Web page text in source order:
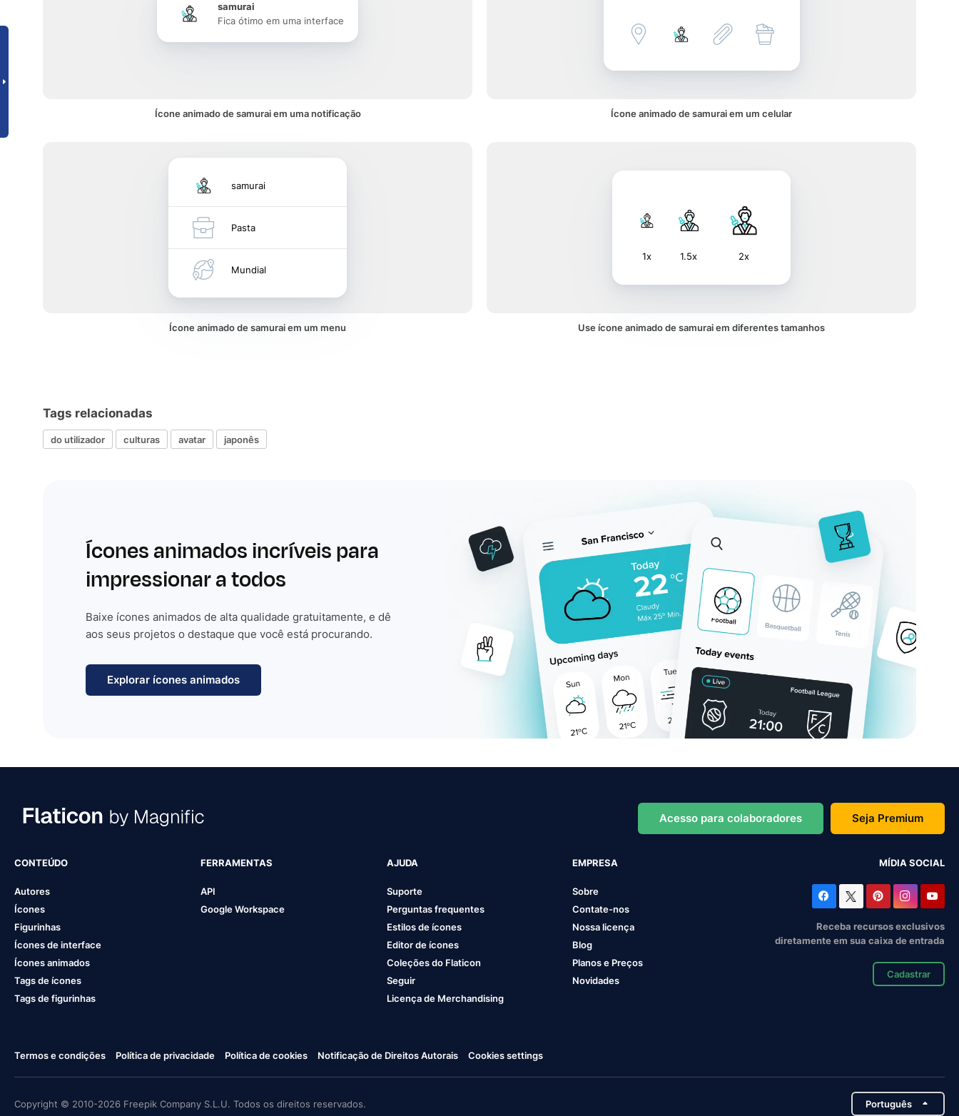
samurai
Fica ótimo em uma interface
Ícone animado de samurai em uma notificação Ícone animado de samurai em um celular
samurai
Pasta
Mundial
Ícone animado de samurai em um menu
1x 1.5x 2x
Use ícone animado de samurai em diferentes tamanhos
Tags relacionadas
do utilizador culturas avatar japonês
Ícones animados incríveis para
impressionar a todos
Baixe ícones animados de alta qualidade gratuitamente, e dê
aos seus projetos o destaque que você está procurando.
Explorar ícones animados
Acesso para colaboradores Seja Premium
CONTEÚDO
Autores
Ícones
Figurinhas
Ícones de interface
Ícones animados
Tags de ícones
Tags de figurinhas
FERRAMENTAS
API
Google Workspace
AJUDA
Suporte
Perguntas frequentes
Estilos de ícones
Editor de ícones
Coleções do Flaticon
Seguir
Licença de Merchandising
EMPRESA
Sobre
Contate-nos
Nossa licença
Blog
Planos e Preços
Novidades
MÍDIA SOCIAL
Receba recursos exclusivos
diretamente em sua caixa de entrada
Cadastrar
Termos e condições Política de privacidade Política de cookies Notificação de Direitos Autorais Cookies settings
Copyright © 2010-2026 Freepik Company S.L.U. Todos os direitos reservados. Português